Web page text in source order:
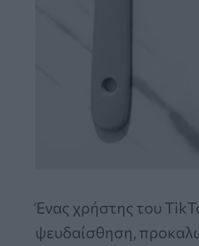
Ένας χρήστης του
ψευδαίσθηση,